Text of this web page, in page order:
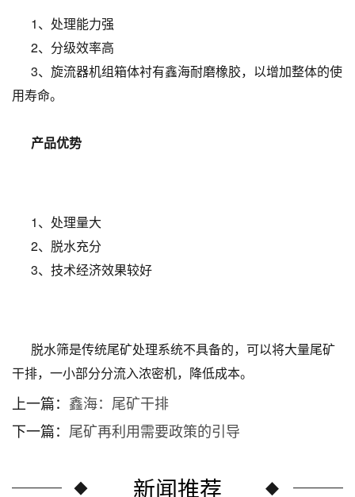
1、处理能力强
2、分级效率高
3、旋流器机组箱体衬有鑫海耐磨橡胶，以增加整体的使
用寿命。
产品优势
1、处理量大
2、脱水充分
3、技术经济效果较好
脱水筛是传统尾矿处理系统不具备的，可以将大量尾矿
干排，一小部分分流入浓密机，降低成本。
上一篇： 鑫海：尾矿干排
下一篇： 尾矿再利用需要政策的引导
新闻推荐